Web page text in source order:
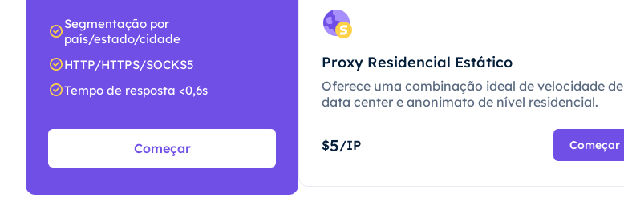
Segmentação por
país/estado/cidade
HTTP/HTTPS/SOCKS5
Tempo de resposta <0,6s
Começar
Proxy Residencial Estático
Oferece uma combinação ideal de velocidade de
data center e anonimato de nível residencial.
$5/IP Começar